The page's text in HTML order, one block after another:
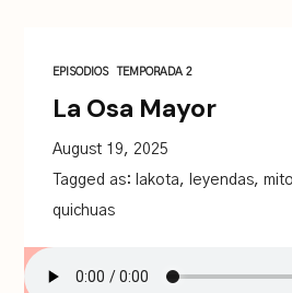
EPISODIOS TEMPORADA 2
La Osa Mayor
August 19, 2025
Tagged as: lakota, leyendas,
quichuas